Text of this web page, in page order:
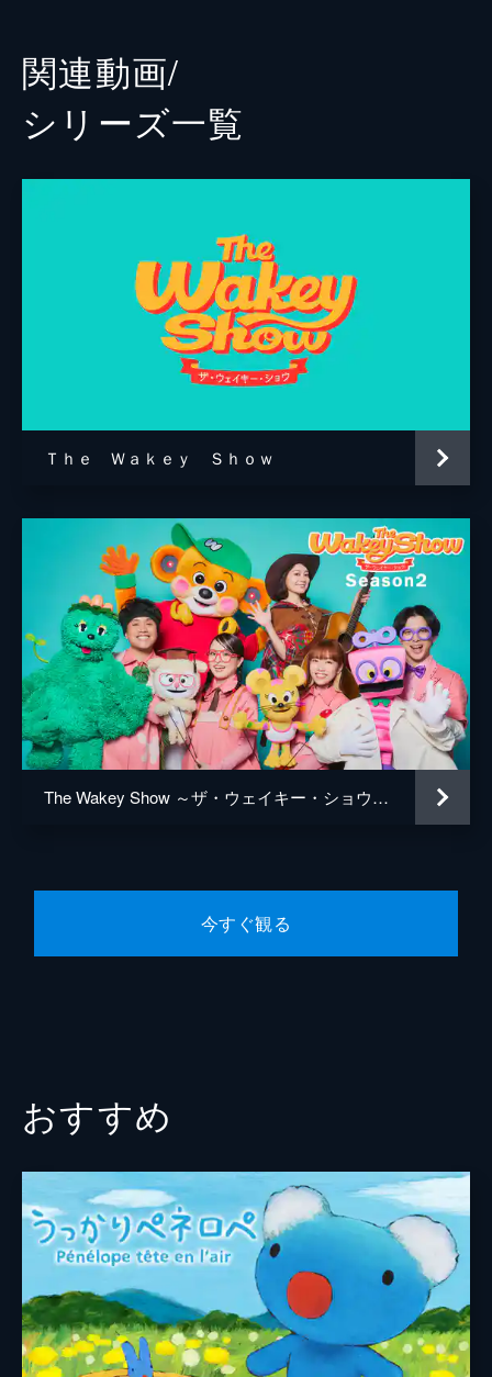
ゲームや歌のコーナー、英語の発音練習な
ど、様々な企画が盛りだくさん。コントで
は、マリーが小さなことでもお祝いすること
に夢中になり、周囲を巻き込む。
の発音練習、柔道の基礎トレーニングなどを
通して、視聴者の目覚めと学びをサポートす
#4 「コント：サンプラー」ほか
番組の様々なコーナーを紹介。ゲーム、歌、
コントなど、バラエティ豊かな内容で、視聴
12分
#5 「学びうた：カラーパッション」ほか
#6 「コント：黄色い蝶々（ちょうちょ
う）」ほか
#7 「地方ソング：中部」ほか
9分
#8 「3分アスリート：体操」ほか
15分
#9 「おつまみ探偵：しょうが」ほか
15分
#10 「学びうた：Plants Song」ほか
9分
関連動画/
シリーズ⼀覧
Ｔｈｅ Ｗａｋｅｙ Ｓｈｏｗ
The Wakey Show ～ザ・ウェイキー・ショウ【シーズン２】
今すぐ観る
おすすめ